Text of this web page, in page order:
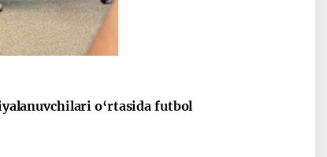
o‘rtasida futbol